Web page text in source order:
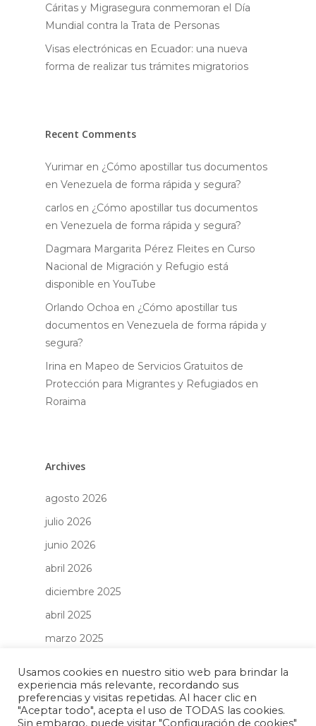
Cáritas y Migrasegura conmemoran el Día
Mundial contra la Trata de Personas
Visas electrónicas en Ecuador: una nueva
forma de realizar tus trámites migratorios
Recent Comments
Yurimar en ¿Cómo apostillar tus documentos
en Venezuela de forma rápida y segura?
carlos en ¿Cómo apostillar tus documentos
en Venezuela de forma rápida y segura?
Dagmara Margarita Pérez Fleites en Curso
Nacional de Migración y Refugio está
disponible en YouTube
Orlando Ochoa en ¿Cómo apostillar tus
documentos en Venezuela de forma rápida y
segura?
Irina en Mapeo de Servicios Gratuitos de
Protección para Migrantes y Refugiados en
Roraima
Archives
agosto 2026
julio 2026
junio 2026
abril 2026
diciembre 2025
abril 2025
marzo 2025
enero 2025
diciembre 2024
Usamos cookies en nuestro sitio web para brindar la
experiencia más relevante, recordando sus
preferencias y visitas repetidas. Al hacer clic en
"Aceptar todo", acepta el uso de TODAS las cookies.
Sin embargo, puede visitar "Configuración de cookies"